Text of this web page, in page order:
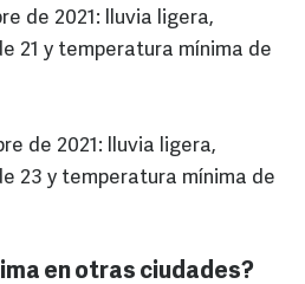
de 2021: lluvia ligera,
21 y temperatura mínima de
de 2021: lluvia ligera,
23 y temperatura mínima de
en otras ciudades?